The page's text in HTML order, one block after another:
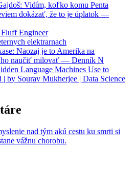
Vidím, koľko komu Penta
dokázať, že to je úplatok —
Engineer
elektrarnach
Naozaj je to Amerika na
ho naučiť milovať — Denník N
Language Machines Use to
| by Sourav Mukherjee | Data Science
nad tým akú cestu ku smrti si
vážnu chorobu.